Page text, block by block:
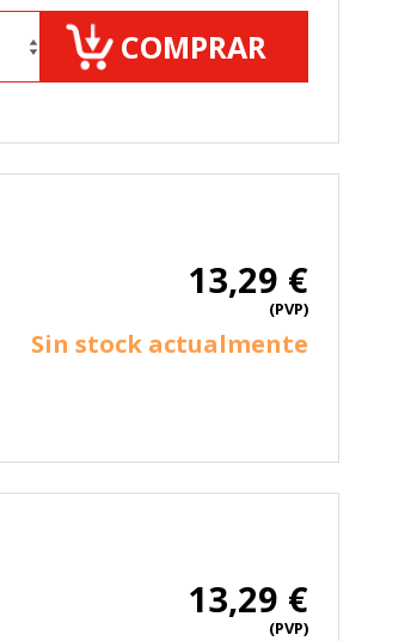
COMPRAR
13,29 €
(PVP)
Sin stock actualmente
13,29 €
(PVP)